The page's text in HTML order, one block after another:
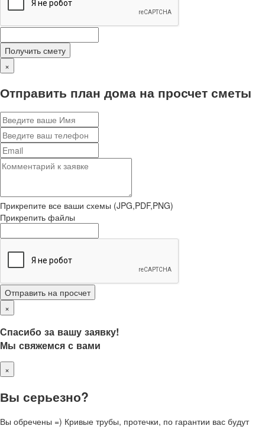
Получить смету
×
Отправить план дома на просчет сметы
Прикрепите все ваши схемы (JPG,PDF,PNG)
Прикрепить файлы
Отправить на просчет
×
Спасибо за вашу заявку!
Мы свяжемся с вами
×
Вы серьезно?
Вы обречены =) Кривые трубы, протечки, по гарантии вас будут